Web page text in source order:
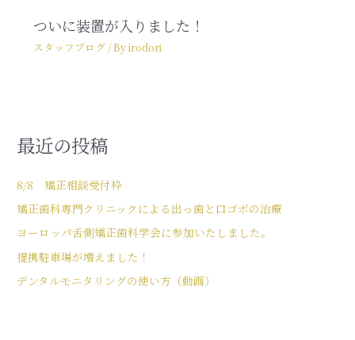
ついに装置が入りました！
スタッフブログ/ Byirodori
最近の投稿
8/8 矯正相談受付枠
矯正歯科専門クリニックによる出っ歯と口ゴボの治療
ヨーロッパ舌側矯正歯科学会に参加いたしました。
提携駐車場が増えました！
デンタルモニタリングの使い方（動画）